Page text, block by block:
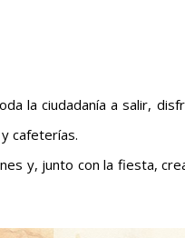
la ciudadanía a salir,
cafeterías.
y, junto con la fiesta,